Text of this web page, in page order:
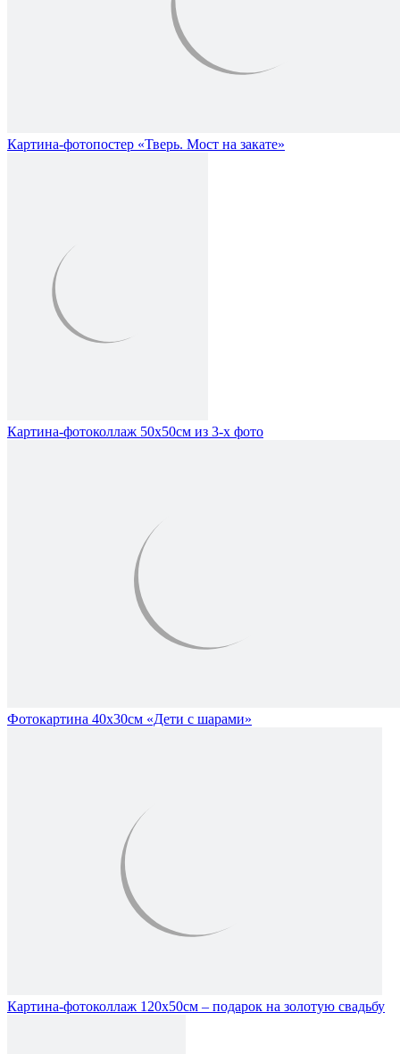
Картина-фотопостер «Тверь. Мост на закате»
Картина-фотоколлаж 50х50см из 3-х фото
Фотокартина 40х30см «Дети с шарами»
Картина-фотоколлаж 120х50см – подарок на золотую свадьбу